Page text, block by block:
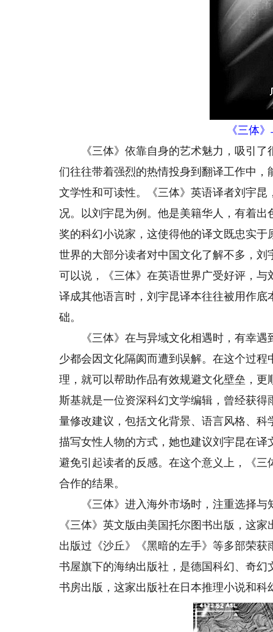
《三体
《三体》依靠自身的艺术魅力，吸引了
们往往带着强烈的热情投身到翻译工作中
文学性和可读性。《三体》英语译者刘宇
况。以刘宇昆为例。他是美籍华人，有着
奖的科幻小说家，这使得他的译文既忠实
世界的大部分读者对中国文化了解不多，
可以说，《三体》在英语世界广受好评，
译成其他语言时，刘宇昆译本往往被用作
础。
《三体》在与异域文化相遇时，有幸遇
少都会因文化隔阂而遭到误解。在这个过
理，就可以帮助作品有效规避文化壁垒，
斯基就是一位资深科幻文学编辑，曾经获
量修改建议，包括文化背景、语言风格、
描写女性人物的方式，她也建议刘宇昆在
避免引起读者的反感。在这个意义上，《
合作的结果。
《三体》进入海外市场时，注重选择与
《三体》英文版由美国托尔图书出版，这
出版过《沙丘》《黑暗的左手》等多部荣
书屋旗下的海纳出版社，是德国科幻、奇
书房出版，这家出版社在日本推理小说和科